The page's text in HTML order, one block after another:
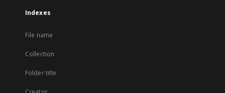
Indexes
File name
Collection
Folder title